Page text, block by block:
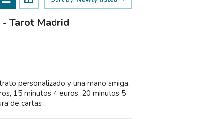
- Tarot Madrid
personalizado y una mano amiga.
15 minutos 4 euros, 20 minutos 5
de cartas